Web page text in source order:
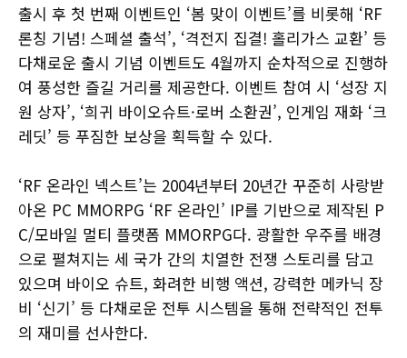
출시 후 첫 번째 이벤트인 ‘봄 맞이 이벤트’를 비롯해 ‘RF
론칭 기념! 스페셜 출석’, ‘격전지 집결! 홀리가스 교환’ 등
다채로운 출시 기념 이벤트도 4월까지 순차적으로 진행하
여 풍성한 즐길 거리를 제공한다. 이벤트 참여 시 ‘성장 지
원 상자’, ‘희귀 바이오슈트·로버 소환권’, 인게임 재화 ‘크
레딧’ 등 푸짐한 보상을 획득할 수 있다.
‘RF 온라인 넥스트’는 2004년부터 20년간 꾸준히 사랑받
아온 PC MMORPG ‘RF 온라인’ IP를 기반으로 제작된 P
C/모바일 멀티 플랫폼 MMORPG다. 광활한 우주를 배경
으로 펼쳐지는 세 국가 간의 치열한 전쟁 스토리를 담고
있으며 바이오 슈트, 화려한 비행 액션, 강력한 메카닉 장
비 ‘신기’ 등 다채로운 전투 시스템을 통해 전략적인 전투
의 재미를 선사한다.